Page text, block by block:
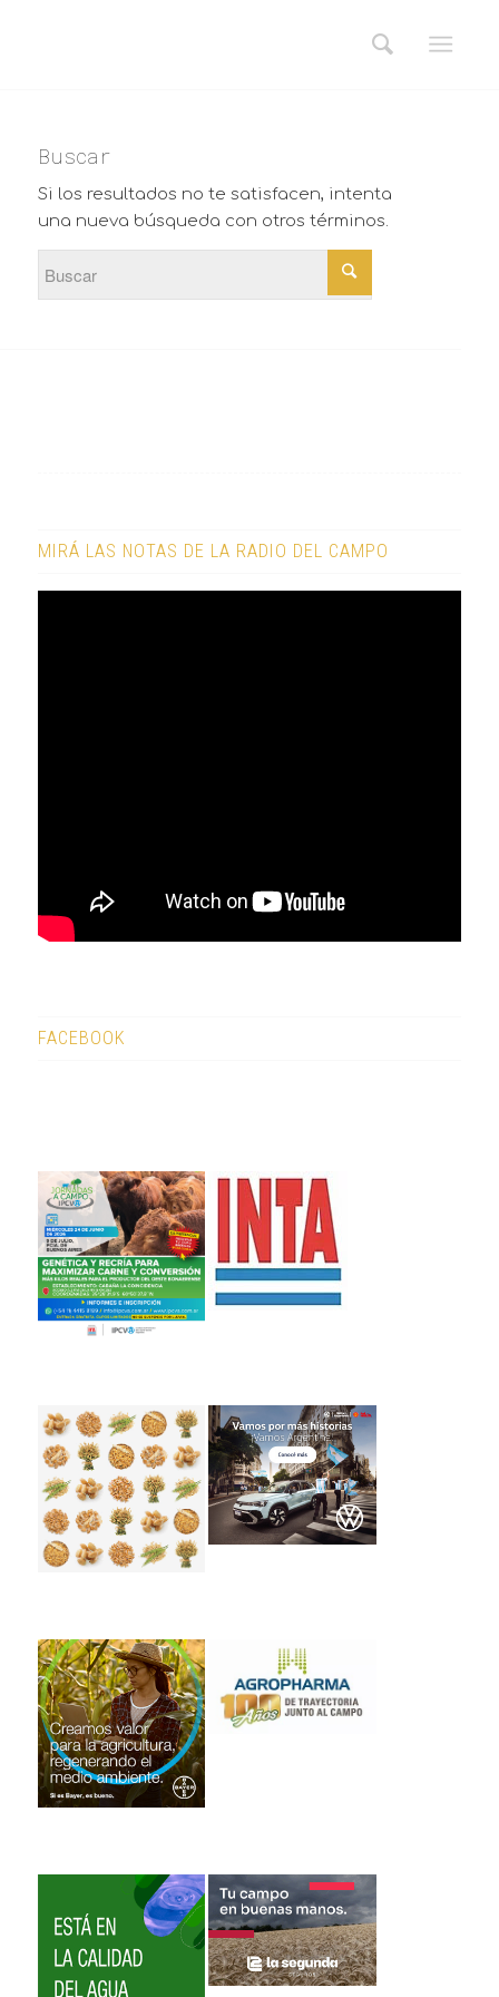
Buscar
Si los resultados no te satisfacen, intenta
una nueva búsqueda con otros términos.
MIRÁ LAS NOTAS DE LA RADIO DEL CAMPO
FACEBOOK